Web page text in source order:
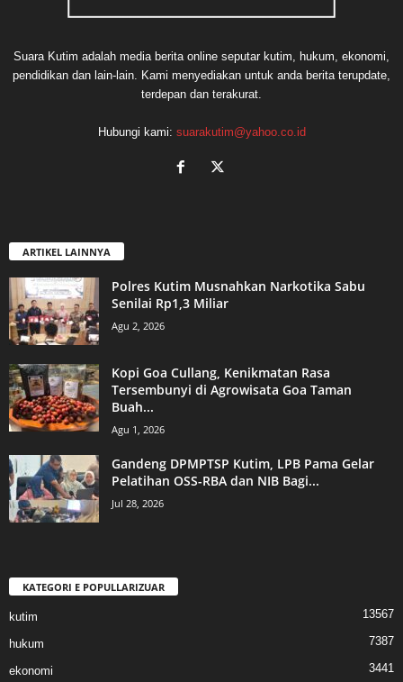
Suara Kutim adalah media berita online seputar kutim, hukum, ekonomi,
pendidikan dan lain-lain. Kami menyediakan untuk anda berita terupdate,
terdepan dan terakurat.
Hubungi kami: suarakutim@yahoo.co.id
ARTIKEL LAINNYA
Polres Kutim Musnahkan Narkotika Sabu
Senilai Rp1,3 Miliar
Agu 2, 2026
Kopi Goa Cullang, Kenikmatan Rasa
Tersembunyi di Agrowisata Goa Taman
Buah...
Agu 1, 2026
Gandeng DPMPTSP Kutim, LPB Pama Gelar
Pelatihan OSS-RBA dan NIB Bagi...
Jul 28, 2026
KATEGORI E POPULLARIZUAR
kutim 13567
hukum 7387
ekonomi 3441